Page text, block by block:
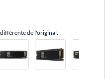
de l'original.